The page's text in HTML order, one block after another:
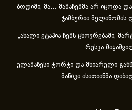
ბოდიში, მა… მამაჩემმა არ იცოდა და
ჯამბურია მელანომას
„ახა­ლი ეტა­პია ჩემს ცხოვ­რე­ბა­ში,
რუსკა
ულამაზესი ტორტი და მხიარული
მანიკა ასათიანმა